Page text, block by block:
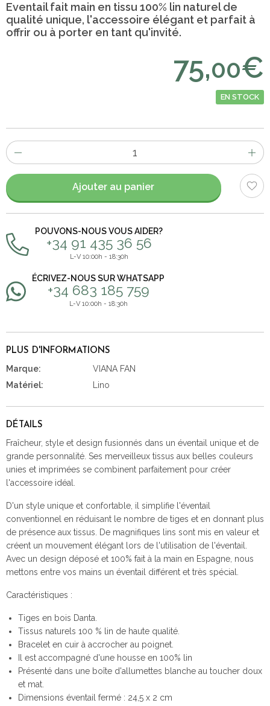
Eventail fait main en tissu 100% lin naturel de
qualité unique, l'accessoire élégant et parfait à
offrir ou à porter en tant qu'invité.
75,00€
EN STOCK
Nombre
d'items
Ajouter au panier
POUVONS-NOUS VOUS AIDER?
+34 91 435 36 56
L-V 10:00h - 18:30h
ÉCRIVEZ-NOUS SUR WHATSAPP
+34 683 185 759
L-V 10:00h - 18:30h
PLUS D'INFORMATIONS
Marque:
VIANA FAN
Matériel:
Lino
DÉTAILS
Fraîcheur, style et design fusionnés dans un éventail unique et de
grande personnalité. Ses merveilleux tissus aux belles couleurs
unies et imprimées se combinent parfaitement pour créer
l'accessoire idéal.
D'un style unique et confortable, il simplifie l'éventail
conventionnel en réduisant le nombre de tiges et en donnant plus
de présence aux tissus. De magnifiques lins sont mis en valeur et
créent un mouvement élégant lors de l'utilisation de l'éventail.
Avec un design déposé et 100% fait à la main en Espagne, nous
mettons entre vos mains un éventail différent et très spécial.
Caractéristiques :
Tiges en bois Danta.
Tissus naturels 100 % lin de haute qualité.
Bracelet en cuir à accrocher au poignet.
Il est accompagné d'une housse en 100% lin
Présenté dans une boîte d'allumettes blanche au toucher doux
et mat.
Dimensions éventail fermé : 24,5 x 2 cm